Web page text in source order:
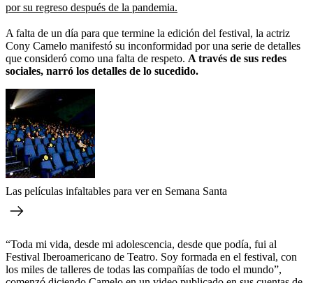
por su regreso después de la pandemia.
A falta de un día para que termine la edición del festival, la actriz
Cony Camelo manifestó su inconformidad por una serie de detalles
que consideró como una falta de respeto. A través de sus redes
sociales, narró los detalles de lo sucedido.
Las películas infaltables para ver en Semana Santa
“Toda mi vida, desde mi adolescencia, desde que podía, fui al
Festival Iberoamericano de Teatro. Soy formada en el festival, con
los miles de talleres de todas las compañías de todo el mundo”,